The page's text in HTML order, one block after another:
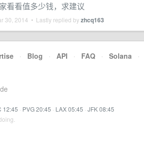
看看值多少钱，求建议
30, 2014 • Lastly replied byzhcq163
· Blog · API · FAQ · Solana ·
12:45 · PVG 20:45 · LAX 05:45 · JFK 08:45